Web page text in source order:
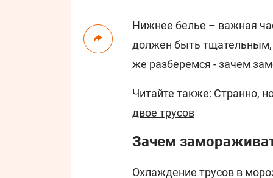
Нижнее белье – важная
должен быть тщательным,
же разберемся - зачем
Читайте также: Странно,
двое трусов
Зачем
Охлаждение трусов в